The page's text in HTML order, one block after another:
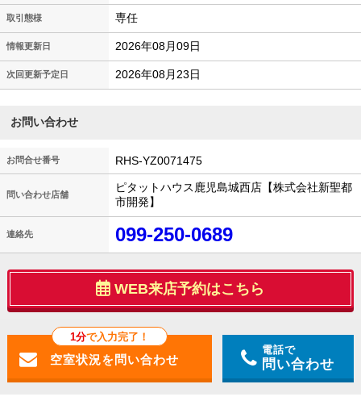
取引態様 専任
情報更新日 2026年08月09日
次回更新予定日 2026年08月23日
お問い合わせ
お問合せ番号 RHS-YZ0071475
問い合わせ店舗
ピタットハウス鹿児島城西店【株式会社新聖都
市開発】
連絡先 099-250-0689
WEB来店予約はこちら
1分で入力完了！
電話で
問い合わせ